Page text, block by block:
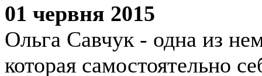
01 червня 2015
Ольга Савчук - одна из
которая самостоятельно